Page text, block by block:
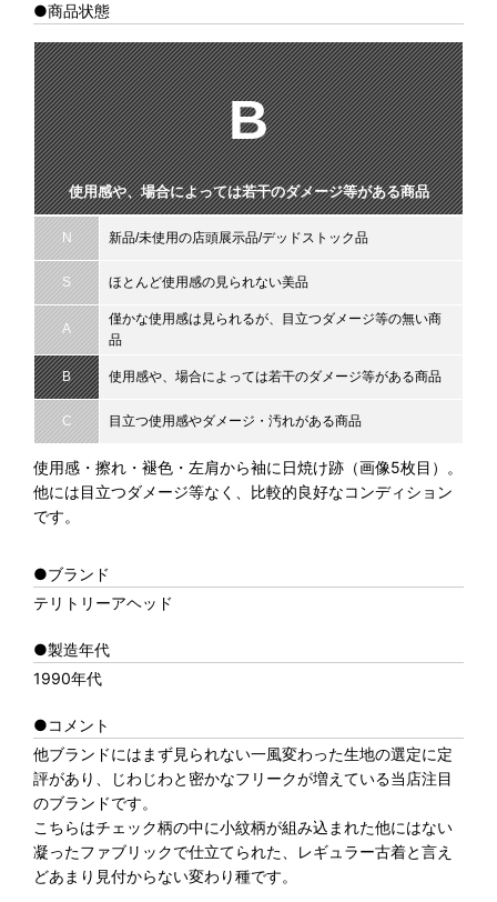
●商品状態
B
使用感や、場合によっては若干のダメージ等がある商品
N 新品/未使用の店頭展示品/デッドストック品
S ほとんど使用感の見られない美品
A
僅かな使用感は見られるが、目立つダメージ等の無い商
品
B 使用感や、場合によっては若干のダメージ等がある商品
C 目立つ使用感やダメージ・汚れがある商品
使用感・擦れ・褪色・左肩から袖に日焼け跡（画像5枚目）。
他には目立つダメージ等なく、比較的良好なコンディション
です。
●ブランド
テリトリーアヘッド
●製造年代
1990年代
●コメント
他ブランドにはまず見られない一風変わった生地の選定に定
評があり、じわじわと密かなフリークが増えている当店注目
のブランドです。
こちらはチェック柄の中に小紋柄が組み込まれた他にはない
凝ったファブリックで仕立てられた、レギュラー古着と言え
どあまり見付からない変わり種です。